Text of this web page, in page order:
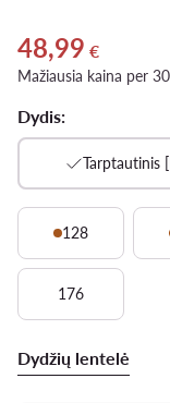
Dabartinė kaina
48,99 €
Mažiausia kaina per
Dydis:
Tarptautinis
128
176
Dydžių lentelė